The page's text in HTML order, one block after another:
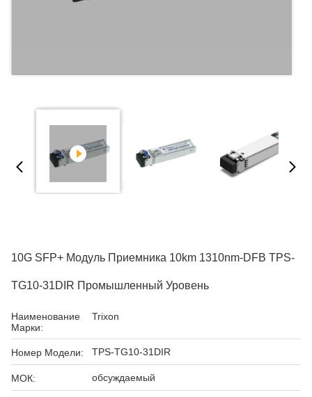
10G SFP+ Модуль Приемника 10km 1310nm-DFB TPS-
TG10-31DIR Промышленный Уровень
Наименование
Марки:
Trixon
Номер Модели: TPS-TG10-31DIR
МОК: обсуждаемый